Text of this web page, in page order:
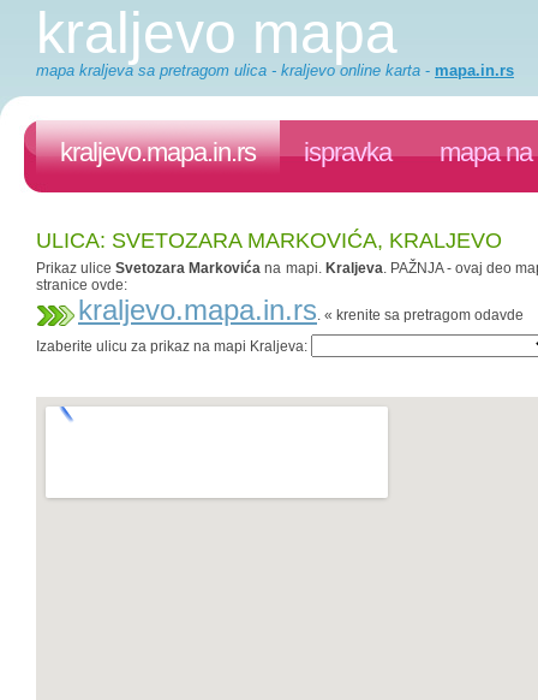
kraljevo mapa
mapa kraljeva sa pretragom ulica - kraljevo online karta - mapa.in.rs
kraljevo.mapa.in.rs ispravka mapa na
ULICA: SVETOZARA MARKOVIĆA, KRALJEVO
Prikaz uliceSvetozara Markovića na mapi. Kraljeva. PAŽNJA - ovaj deo
stranice ovde:
kraljevo.mapa.in.rs. « krenite sa pretragom odavde
Izaberite ulicu za prikaz na mapi Kraljeva: